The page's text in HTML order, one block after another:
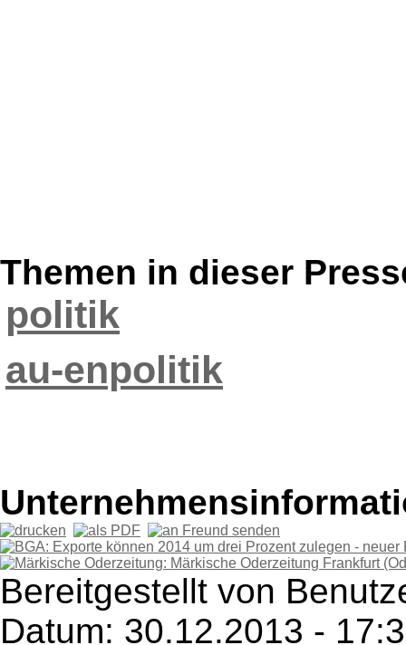
Themen in dieser
politik
au-enpolitik
Bereitgestellt von
Datum: 30.12.2013 -